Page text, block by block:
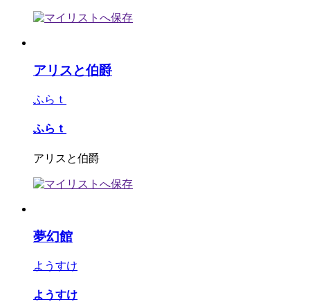
アリスと伯爵
ふらｔ
ふらｔ
アリスと伯爵
夢幻館
ようすけ
ようすけ